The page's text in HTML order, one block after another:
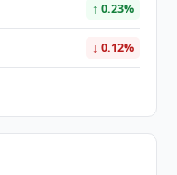
↑ 0.23%
↓ 0.12%